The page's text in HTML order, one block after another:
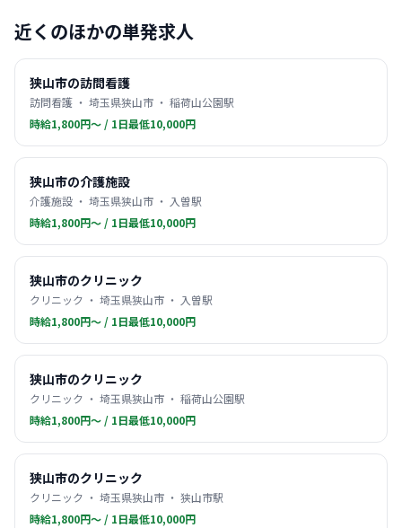
近くのほかの単発求人
狭山市の訪問看護
訪問看護 ・ 埼玉県狭山市 ・ 稲荷山公園駅
時給1,800円〜 / 1日最低10,000円
狭山市の介護施設
介護施設 ・ 埼玉県狭山市 ・ 入曽駅
時給1,800円〜 / 1日最低10,000円
狭山市のクリニック
クリニック ・ 埼玉県狭山市 ・ 入曽駅
時給1,800円〜 / 1日最低10,000円
狭山市のクリニック
クリニック ・ 埼玉県狭山市 ・ 稲荷山公園駅
時給1,800円〜 / 1日最低10,000円
狭山市のクリニック
クリニック ・ 埼玉県狭山市 ・ 狭山市駅
時給1,800円〜 / 1日最低10,000円